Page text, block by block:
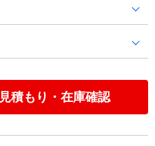
見積もり・在庫確認